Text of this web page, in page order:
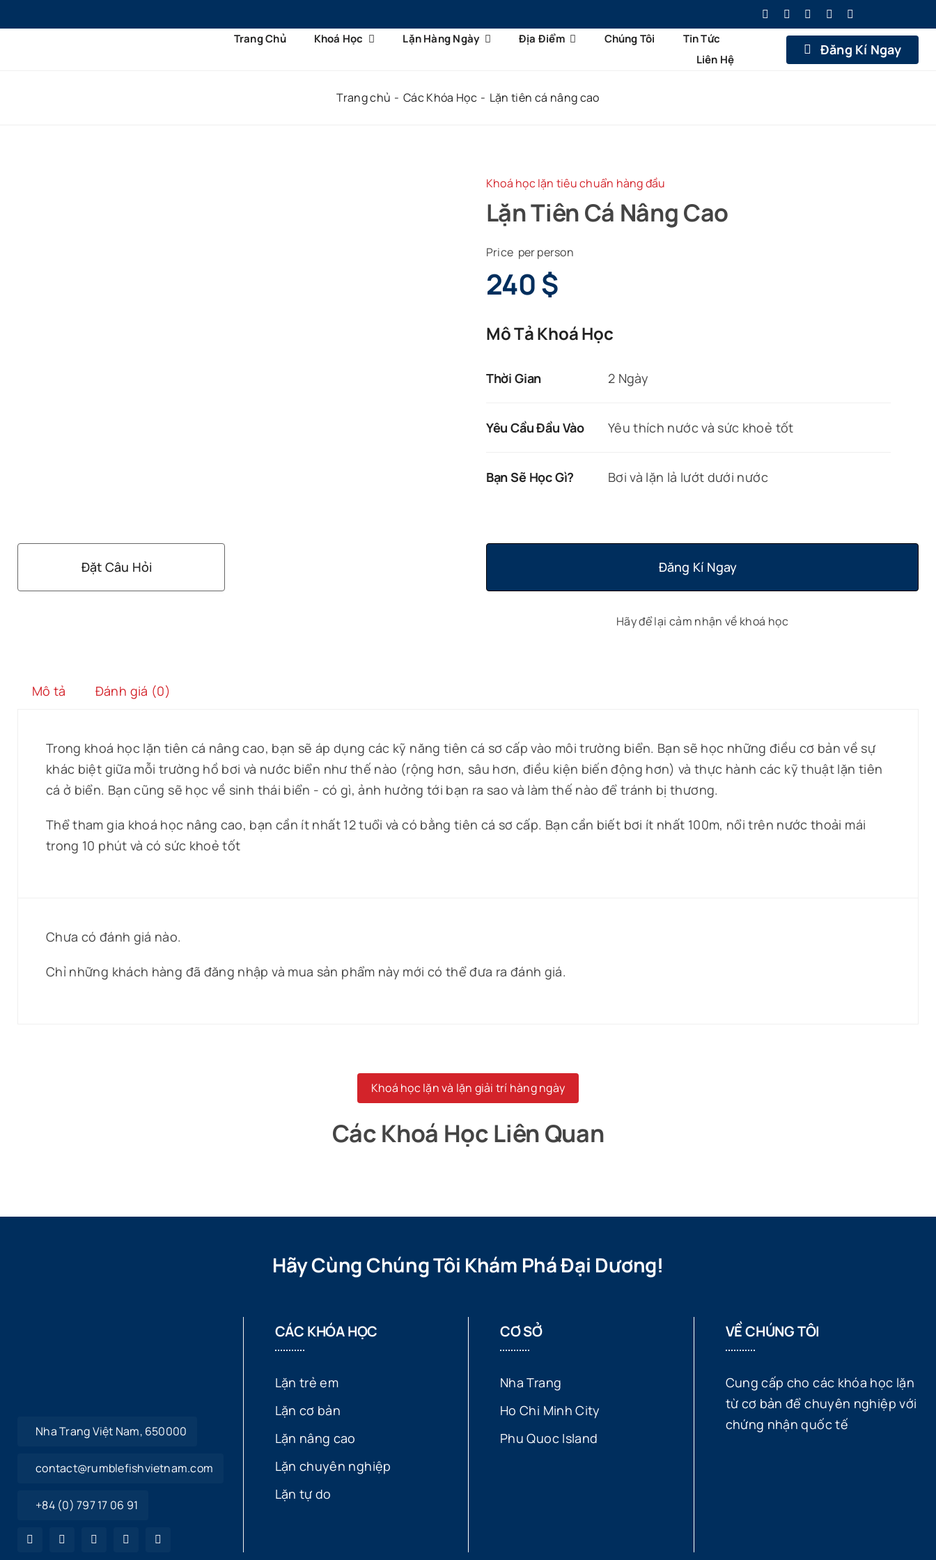
qua
Trang Chủ Khoá Học Lặn Hàng Ngày Địa Điểm Chúng Tôi
Tin Tức
Liên Hệ
Đăng Kí Ngay
Trang chủ Các Khóa Học Lặn tiên cá nâng cao
Khoá học lặn tiêu chuẩn hàng đầu
Lặn Tiên Cá Nâng Cao
Price per person
240$
Mô Tả Khoá Học
Thời Gian 2 Ngày
Yêu Cầu Đầu Vào Yêu thích nước và sức khoẻ tốt
Bạn Sẽ Học Gì? Bơi và lặn lả lướt dưới nước
Đặt Câu Hỏi Đăng Kí Ngay
Hãy để lại cảm nhận về khoá học
Mô tả Đánh giá (0)
Trong khoá học lặn tiên cá nâng cao, bạn sẽ áp dụng các kỹ năng tiên cá sơ cấp vào môi trường biển. Bạn sẽ học những điều cơ bản về sự
khác biệt giữa mỗi trường hồ bơi và nước biển như thế nào (rộng hơn, sâu hơn, điều kiện biến động hơn) và thực hành các kỹ thuật lặn tiên
cá ở biển. Bạn cũng sẽ học về sinh thái biển - có gì, ảnh hưởng tới bạn ra sao và làm thế nào để tránh bị thương.
Thể tham gia khoá học nâng cao, bạn cần ít nhất 12 tuổi và có bằng tiên cá sơ cấp. Bạn cần biết bơi ít nhất 100m, nổi trên nước thoải mái
trong 10 phút và có sức khoẻ tốt
Chưa có đánh giá nào.
Chỉ những khách hàng đã đăng nhập và mua sản phẩm này mới có thể đưa ra đánh giá.
Khoá học lặn và lặn giải trí hàng ngày
Các Khoá Học Liên Quan
Hãy Cùng Chúng Tôi Khám Phá Đại Dương!
Nha Trang Việt Nam, 650000
contact@rumblefishvietnam.com
+84 (0) 797 17 06 91
CÁC KHÓA HỌC
Lặn trẻ em
Lặn cơ bản
Lặn nâng cao
Lặn chuyên nghiệp
Lặn tự do
CƠ SỞ
Nha Trang
Ho Chi Minh City
Phu Quoc Island
VỀ CHÚNG TÔI
Cung cấp cho các khóa học lặn
từ cơ bản để chuyên nghiệp với
chứng nhận quốc tế